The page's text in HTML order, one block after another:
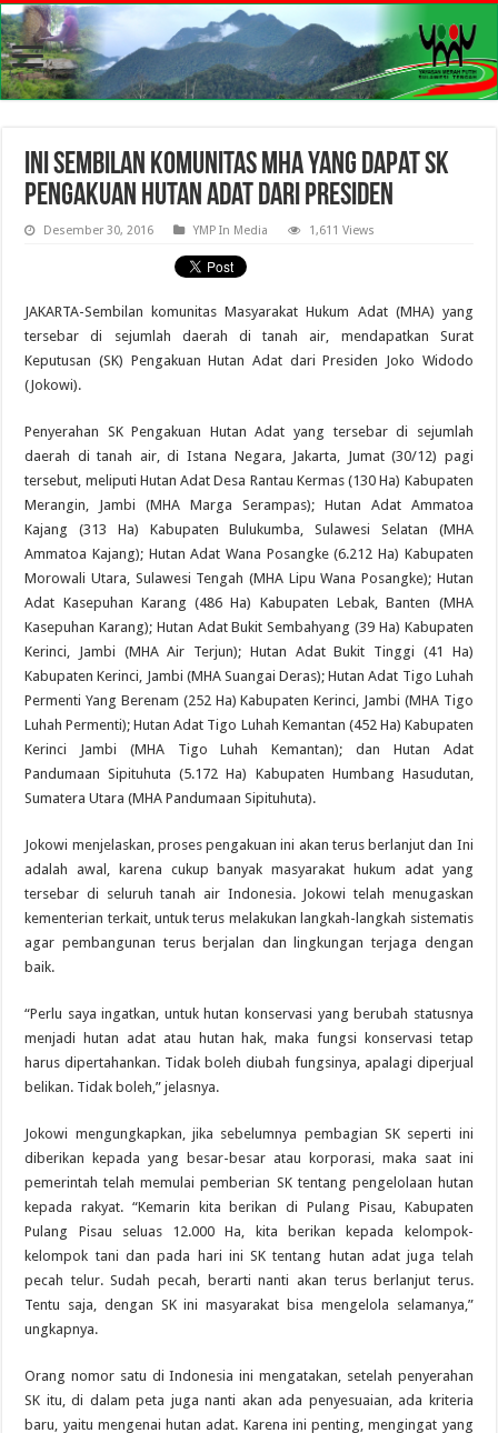
Ini Sembilan Komunitas MHA yang Dapat SK
Pengakuan Hutan Adat dari Presiden
Desember 30, 2016 YMP In Media 1,611 Views
JAKARTA-Sembilan komunitas Masyarakat Hukum Adat (MHA) yang
tersebar di sejumlah daerah di tanah air, mendapatkan Surat
Keputusan (SK) Pengakuan Hutan Adat dari Presiden Joko Widodo
(Jokowi).
Penyerahan SK Pengakuan Hutan Adat yang tersebar di sejumlah
daerah di tanah air, di Istana Negara, Jakarta, Jumat (30/12) pagi
tersebut, meliputi Hutan Adat Desa Rantau Kermas (130 Ha) Kabupaten
Merangin, Jambi (MHA Marga Serampas); Hutan Adat Ammatoa
Kajang (313 Ha) Kabupaten Bulukumba, Sulawesi Selatan (MHA
Ammatoa Kajang); Hutan Adat Wana Posangke (6.212 Ha) Kabupaten
Morowali Utara, Sulawesi Tengah (MHA Lipu Wana Posangke); Hutan
Adat Kasepuhan Karang (486 Ha) Kabupaten Lebak, Banten (MHA
Kasepuhan Karang); Hutan Adat Bukit Sembahyang (39 Ha) Kabupaten
Kerinci, Jambi (MHA Air Terjun); Hutan Adat Bukit Tinggi (41 Ha)
Kabupaten Kerinci, Jambi (MHA Suangai Deras); Hutan Adat Tigo Luhah
Permenti Yang Berenam (252 Ha) Kabupaten Kerinci, Jambi (MHA Tigo
Luhah Permenti); Hutan Adat Tigo Luhah Kemantan (452 Ha) Kabupaten
Kerinci Jambi (MHA Tigo Luhah Kemantan); dan Hutan Adat
Pandumaan Sipituhuta (5.172 Ha) Kabupaten Humbang Hasudutan,
Sumatera Utara (MHA Pandumaan Sipituhuta).
Jokowi menjelaskan, proses pengakuan ini akan terus berlanjut dan Ini
adalah awal, karena cukup banyak masyarakat hukum adat yang
tersebar di seluruh tanah air Indonesia. Jokowi telah menugaskan
kementerian terkait, untuk terus melakukan langkah-langkah sistematis
agar pembangunan terus berjalan dan lingkungan terjaga dengan
baik.
“Perlu saya ingatkan, untuk hutan konservasi yang berubah statusnya
menjadi hutan adat atau hutan hak, maka fungsi konservasi tetap
harus dipertahankan. Tidak boleh diubah fungsinya, apalagi diperjual
belikan. Tidak boleh,” jelasnya.
Jokowi mengungkapkan, jika sebelumnya pembagian SK seperti ini
diberikan kepada yang besar-besar atau korporasi, maka saat ini
pemerintah telah memulai pemberian SK tentang pengelolaan hutan
kepada rakyat. “Kemarin kita berikan di Pulang Pisau, Kabupaten
Pulang Pisau seluas 12.000 Ha, kita berikan kepada kelompok-
kelompok tani dan pada hari ini SK tentang hutan adat juga telah
pecah telur. Sudah pecah, berarti nanti akan terus berlanjut terus.
Tentu saja, dengan SK ini masyarakat bisa mengelola selamanya,”
ungkapnya.
Orang nomor satu di Indonesia ini mengatakan, setelah penyerahan
SK itu, di dalam peta juga nanti akan ada penyesuaian, ada kriteria
baru, yaitu mengenai hutan adat. Karena ini penting, mengingat yang